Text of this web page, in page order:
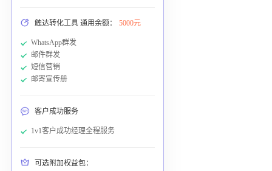
触达转化工具 通用余额： 5000元
WhatsApp群发
邮件群发
短信营销
邮寄宣传册
客户成功服务
1v1客户成功经理全程服务
可选附加权益包：